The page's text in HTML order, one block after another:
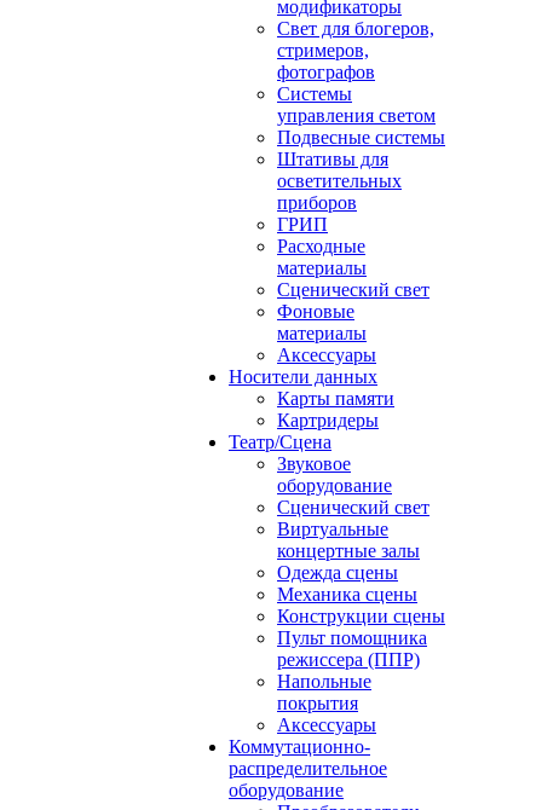
модификаторы
Свет для блогеров,
стримеров,
фотографов
Системы
управления светом
Подвесные системы
Штативы для
осветительных
приборов
ГРИП
Расходные
материалы
Сценический свет
Фоновые
материалы
Аксессуары
Носители данных
Карты памяти
Картридеры
Театр/Сцена
Звуковое
оборудование
Сценический свет
Виртуальные
концертные залы
Одежда сцены
Механика сцены
Конструкции сцены
Пульт помощника
режиссера (ППР)
Напольные
покрытия
Аксессуары
Коммутационно-
распределительное
оборудование